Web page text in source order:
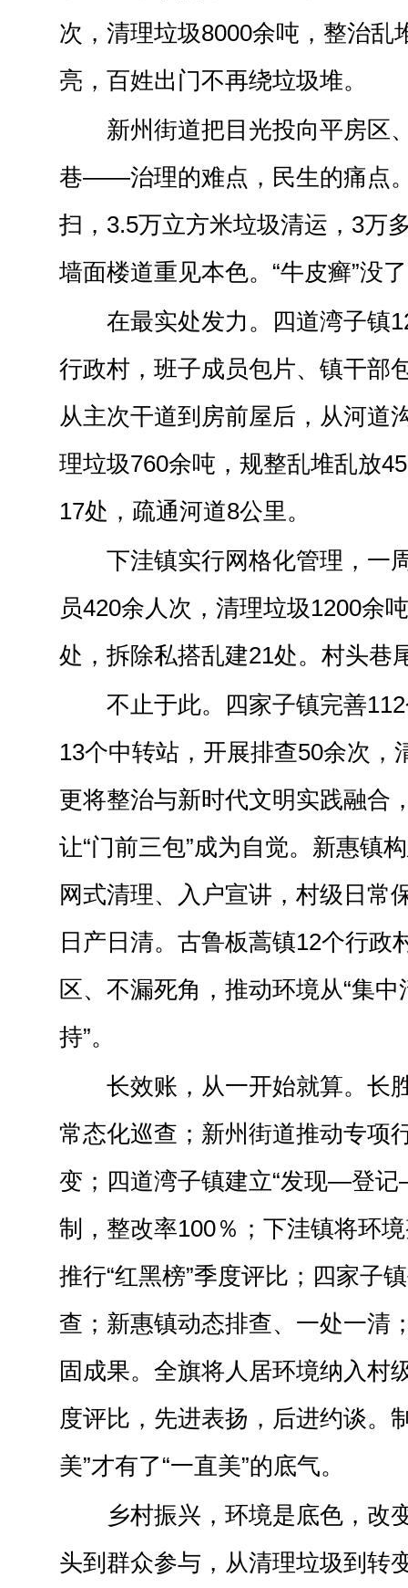
次，清理垃圾8000余吨，整治乱
亮，百姓出门不再绕垃圾堆。
新州街道把目光投向平房区
巷——治理的难点，民生的痛点
扫，3.5万立方米垃圾清运，3万
墙面楼道重见本色。“牛皮癣”没
在最实处发力。四道湾子镇
行政村，班子成员包片、镇干部
从主次干道到房前屋后，从河道
理垃圾760余吨，规整乱堆乱放
17处，疏通河道8公里。
下洼镇实行网格化管理，一
员420余人次，清理垃圾1200余
处，拆除私搭乱建21处。村头巷
不止于此。四家子镇完善
13个中转站，开展排查50余次，
更将整治与新时代文明实践融合
让“门前三包”成为自觉。新惠镇
网式清理、入户宣讲，村级日常
日产日清。古鲁板蒿镇12个行政
区、不漏死角，推动环境从“集中
持”。
长效账，从一开始就算。长
常态化巡查；新州街道推动专项
变；四道湾子镇建立“发现—登
制，整改率100％；下洼镇将环
推行“红黑榜”季度评比；四家子
查；新惠镇动态排查、一处一清
固成果。全旗将人居环境纳入村
度评比，先进表扬，后进约谈。
美”才有了“一直美”的底气。
乡村振兴，环境是底色，改
头到群众参与，从清理垃圾到转